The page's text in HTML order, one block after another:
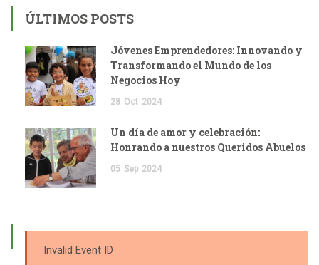
ÚLTIMOS POSTS
Jóvenes Emprendedores: Innovando y
Transformando el Mundo de los
Negocios Hoy
28 Oct 2024
Un día de amor y celebración:
Honrando a nuestros Queridos Abuelos
05 Sep 2024
Invalid Event ID